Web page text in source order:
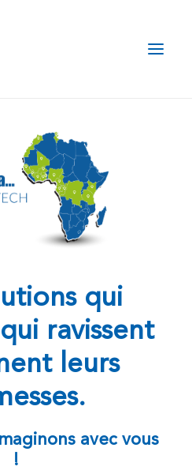
qui
ravissent
leurs
avec vous
!